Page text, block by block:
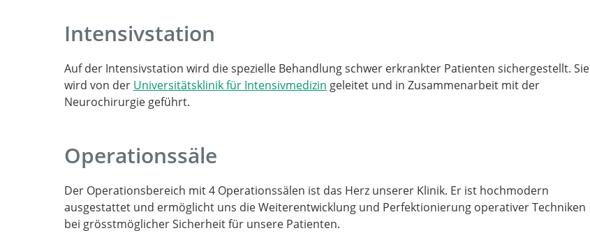
Intensivstation
Auf der Intensivstation wird die spezielle Behandlung schwer erkrankter Patienten sichergestellt. Sie
wird von der Universitätsklinik für Intensivmedizin geleitet und in Zusammenarbeit mit der
Neurochirurgie geführt.
Operationssäle
Der Operationsbereich mit 4 Operationssälen ist das Herz unserer Klinik. Er ist hochmodern
ausgestattet und ermöglicht uns die Weiterentwicklung und Perfektionierung operativer Techniken
bei grösstmöglicher Sicherheit für unsere Patienten.